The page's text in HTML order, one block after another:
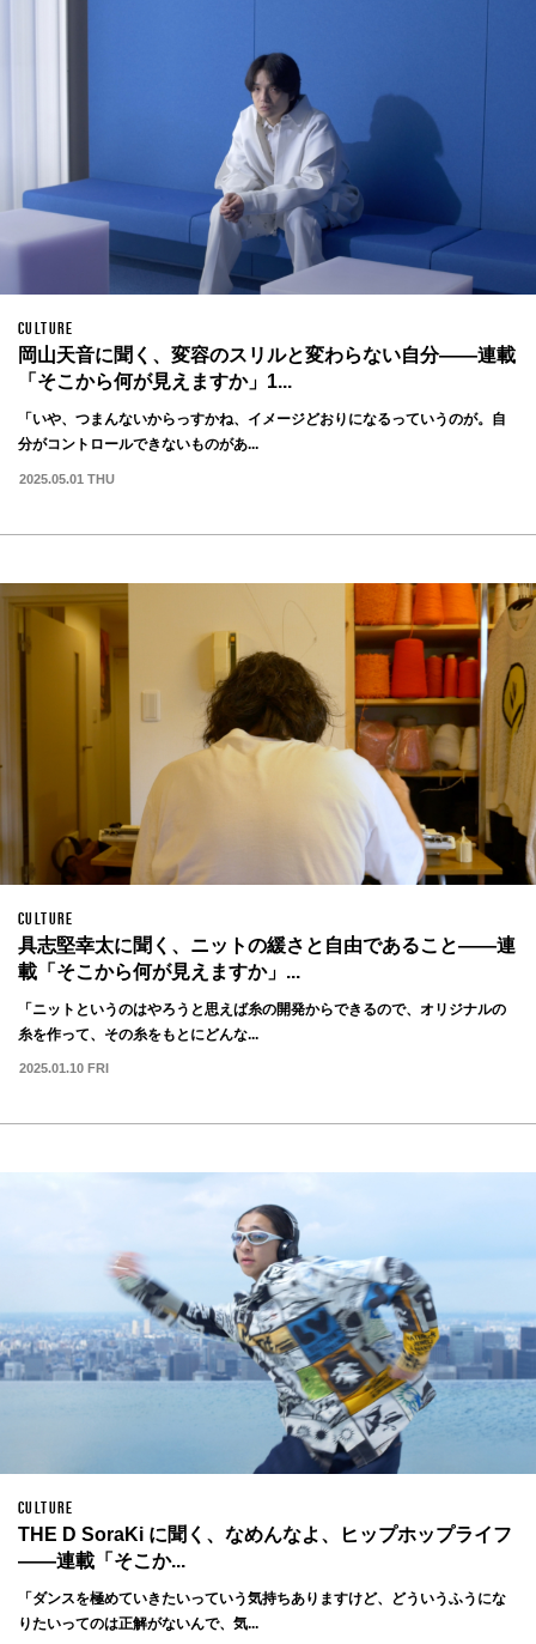
CULTURE
岡山天音に聞く、変容のスリルと変わらない自分——連載
「そこから何が見えますか」1...
「いや、つまんないからっすかね、イメージどおりになるっていうのが。自
分がコントロールできないものがあ...
2025.05.01 THU
CULTURE
具志堅幸太に聞く、ニットの緩さと自由であること——連
載「そこから何が見えますか」...
「ニットというのはやろうと思えば糸の開発からできるので、オリジナルの
糸を作って、その糸をもとにどんな...
2025.01.10 FRI
CULTURE
THE D SoraKi に聞く、なめんなよ、ヒップホップライフ
——連載「そこか...
「ダンスを極めていきたいっていう気持ちありますけど、どういうふうにな
りたいってのは正解がないんで、気...